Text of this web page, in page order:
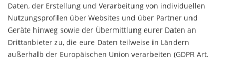
Daten, der Erstellung und Verarbeitung von individuellen
Nutzungsprofilen über Websites und über Partner und
Geräte hinweg sowie der Übermittlung eurer Daten an
Drittanbieter zu, die eure Daten teilweise in Ländern
außerhalb der Europäischen Union verarbeiten (GDPR Art.
Merken Bewerten